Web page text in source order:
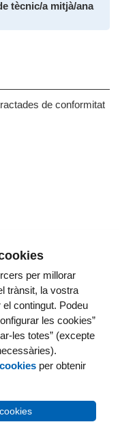
tècnic/a mitjà/ana
de conformitat
per millorar
trànsit, la vostra
contingut. Podeu
les cookies”
les totes” (excepte
per obtenir